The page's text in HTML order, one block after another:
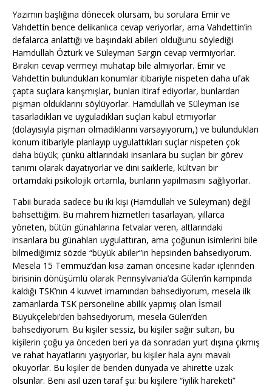
Yazımın başlığına dönecek olursam, bu sorulara Emir ve
Vahdettin bence delikanlıca cevap veriyorlar, ama Vahdettin’in
defalarca anlattığı ve başındaki abileri olduğunu söylediği
Hamdullah Öztürk ve Süleyman Sargın cevap vermiyorlar.
Bırakın cevap vermeyi muhatap bile almıyorlar. Emir ve
Vahdettin bulundukları konumlar itibariyle nispeten daha ufak
çapta suçlara karışmışlar, bunları itiraf ediyorlar, bunlardan
pişman olduklarını söylüyorlar. Hamdullah ve Süleyman ise
tasarladıkları ve uyguladıkları suçları kabul etmiyorlar
(dolayısıyla pişman olmadıklarını varsayıyorum,) ve bulundukları
konum itibariyle planlayıp uygulattıkları suçlar nispeten çok
daha büyük; çünkü altlarındaki insanlara bu suçları bir görev
tanımı olarak dayatıyorlar ve dini saiklerle, kültvari bir
ortamdaki psikolojik ortamla, bunların yapılmasını sağlıyorlar.
Tabii burada sadece bu iki kişi (Hamdullah ve Süleyman) değil
bahsettiğim. Bu mahrem hizmetleri tasarlayan, yıllarca
yöneten, bütün günahlarına fetvalar veren, altlarındaki
insanlara bu günahları uygulattıran, ama çoğunun isimlerini bile
bilmediğimiz sözde “büyük abiler”in hepsinden bahsediyorum.
Mesela 15 Temmuz’dan kısa zaman öncesine kadar içlerinden
birisinin dönüşümlü olarak Pennsylvania’da Gülen’in kampında
kaldığı TSK’nın 4 kuvvet imamından bahsediyorum, mesela ilk
zamanlarda TSK personeline abilik yapmış olan İsmail
Büyükçelebi’den bahsediyorum, mesela Gülen’den
bahsediyorum. Bu kişiler sessiz, bu kişiler sağır sultan, bu
kişilerin çoğu ya önceden beri ya da sonradan yurt dışına çıkmış
ve rahat hayatlarını yaşıyorlar, bu kişiler hala aynı mavalı
okuyorlar. Bu kişiler de benden dünyada ve ahirette uzak
olsunlar. Beni asıl üzen taraf şu: bu kişilere “iyilik hareketi”